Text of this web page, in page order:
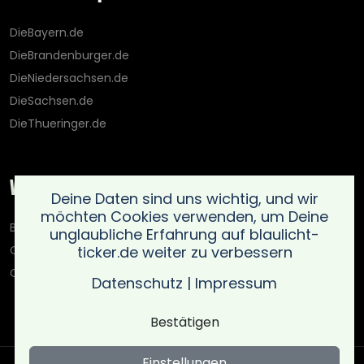
DieBayern.de
DieBrandenburger.de
DieNiedersachsen.de
DieSachsen.de
DieThueringer.de
Weitere Portale
Blaulicht-Ticker.de
Oberlausitz.holiday
OnlinedatingKompass.de
Deine Daten sind uns wichtig, und wir
möchten Cookies verwenden, um Deine
unglaubliche Erfahrung auf blaulicht-
ticker.de weiter zu verbessern
Datenschutz | Impressum
Bestätigen